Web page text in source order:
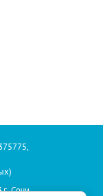
,
г. Сочи